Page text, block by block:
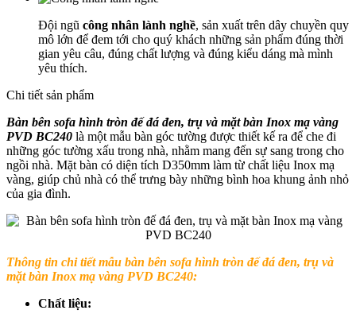
Đội ngũ công nhân lành nghề, sản xuất trên dây chuyền quy
mô lớn để đem tới cho quý khách những sản phẩm đúng thời
gian yêu câu, đúng chất lượng và đúng kiểu dáng mà mình
yêu thích.
Chi tiết sản phẩm
Bàn bên sofa hình tròn đế đá đen, trụ và mặt bàn Inox mạ vàng
PVD BC240 là một mẫu bàn góc tường được thiết kế ra để che đi
những góc tường xấu trong nhà, nhằm mang đến sự sang trong cho
ngồi nhà. Mặt bàn có diện tích D350mm làm từ chất liệu Inox mạ
vàng, giúp chủ nhà có thể trưng bày những bình hoa khung ảnh nhỏ
của gia đình.
Thông tin chi tiết mẫu bàn bên sofa hình tròn đế đá đen, trụ và
mặt bàn Inox mạ vàng PVD BC240:
Chất liệu: